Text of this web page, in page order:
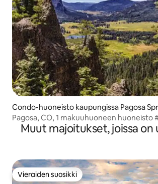
Condo-huoneisto kaupungissa Pagosa
Pagosa, CO, 1 makuuhuoneen huoneisto
Muut majoitukset, joissa on
Vieraiden suosikki
Vieraiden suosikki